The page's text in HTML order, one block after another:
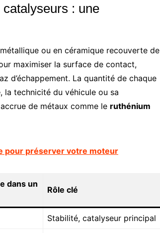
: une
ou en céramique recouverte de
maximiser la surface de contact,
d’échappement. La quantité de chaque
la technicité du véhicule ou sa
de métaux comme le ruthénium
pour préserver votre moteur
dans un
Rôle clé
Stabilité, catalyseur principal